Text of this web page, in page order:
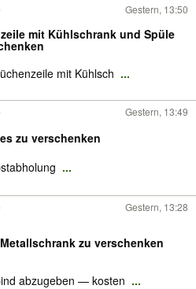
Gestern, 13:50
mit Kühlschrank und Spüle
mit Kühlsch ...
Gestern, 13:49
zu verschenken
...
Gestern, 13:28
zu verschenken
abzugeben — kosten ...